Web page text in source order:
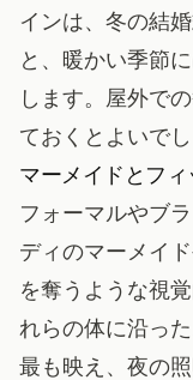
インは、冬の結
と、暖かい季節
します。屋外で
ておくとよいでし
マーメイドとフィ
フォーマルやブ
ディのマーメイ
を奪うような視
れらの体に沿っ
最も映え、夜の